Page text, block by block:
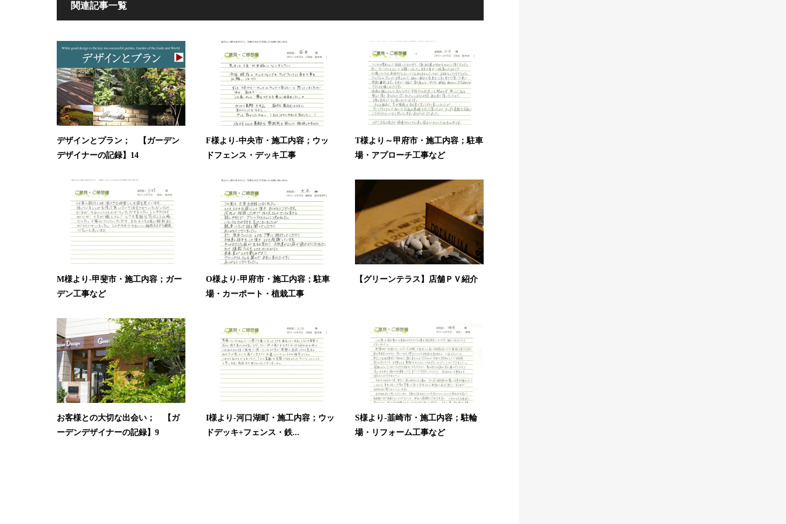
関連記事一覧
デザインとプラン； 【ガーデン
デザイナーの記録】14
F様より-中央市・施工内容；ウッ
ドフェンス・デッキ工事
T様より～甲府市・施工内容；駐車
場・アプローチ工事など
M様より-甲斐市・施工内容；ガー
デン工事など
O様より-甲府市・施工内容；駐車
場・カーポート・植栽工事
【グリーンテラス】店舗ＰＶ紹介
お客様との大切な出会い； 【ガ
ーデンデザイナーの記録】9
I様より-河口湖町・施工内容；ウッ
ドデッキ+フェンス・鉄...
S様より-韮崎市・施工内容；駐輪
場・リフォーム工事など